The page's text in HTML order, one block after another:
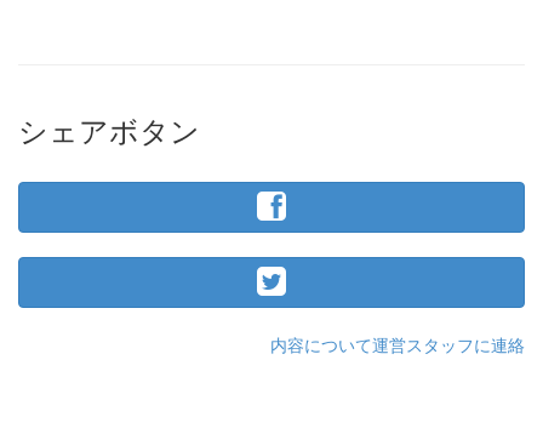
シェアボタン
内容について運営スタッフに連絡